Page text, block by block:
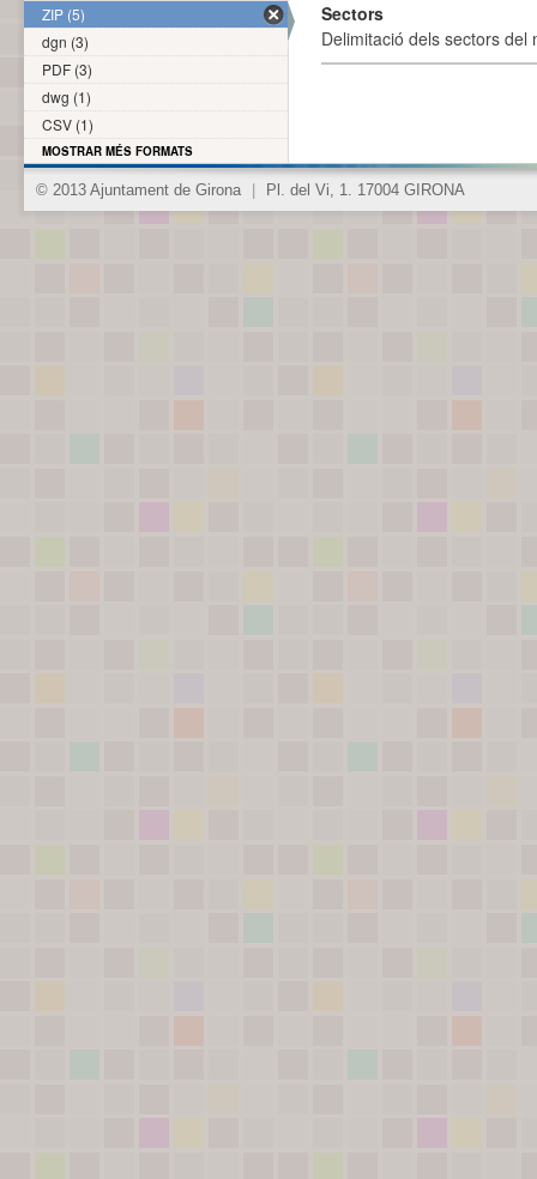
Sectors
Delimitació dels sectors del
ZIP (5)
dgn (3)
PDF (3)
dwg (1)
CSV (1)
MOSTRAR MÉS FORMATS
© 2013 Ajuntament de Girona Pl. del Vi, 1. 17004 GIRONA